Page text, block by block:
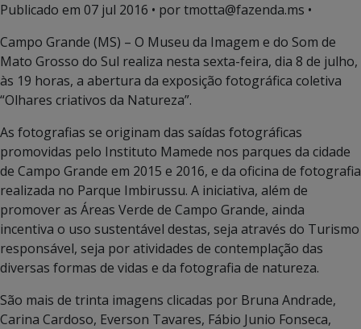
Publicado em 07 jul 2016 • por tmotta@fazenda.ms •
Campo Grande (MS) – O Museu da Imagem e do Som de
Mato Grosso do Sul realiza nesta sexta-feira, dia 8 de julho,
às 19 horas, a abertura da exposição fotográfica coletiva
“Olhares criativos da Natureza”.
As fotografias se originam das saídas fotográficas
promovidas pelo Instituto Mamede nos parques da cidade
de Campo Grande em 2015 e 2016, e da oficina de fotografia
realizada no Parque Imbirussu. A iniciativa, além de
promover as Áreas Verde de Campo Grande, ainda
incentiva o uso sustentável destas, seja através do Turismo
responsável, seja por atividades de contemplação das
diversas formas de vidas e da fotografia de natureza.
São mais de trinta imagens clicadas por Bruna Andrade,
Carina Cardoso, Everson Tavares, Fábio Junio Fonseca,